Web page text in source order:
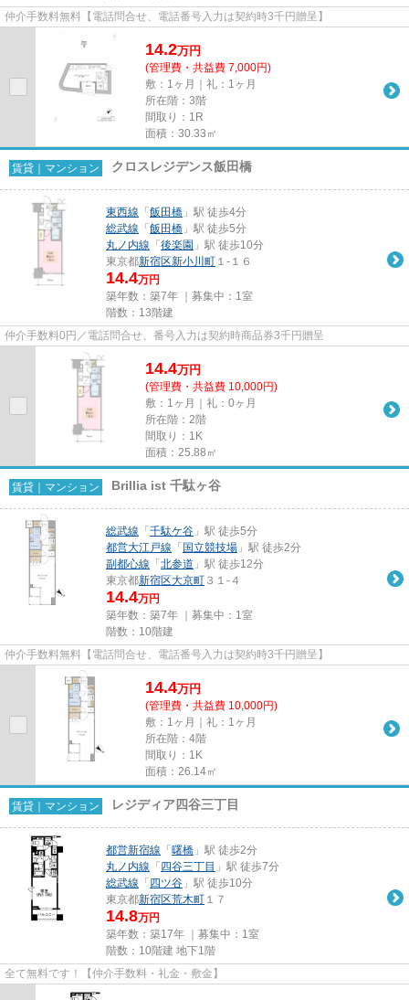
仲介手数料無料【電話問合せ、電話番号入力は契約時3千円贈呈】
14.2万円
(管理費・共益費 7,000円)
敷：1ヶ月｜礼：1ヶ月
所在階：3階
間取り：1R
面積：30.33㎡
賃貸｜マンション クロスレジデンス飯田橋
東西線 「 飯田橋 」駅 徒歩4分
総武線 「 飯田橋 」駅 徒歩5分
丸ノ内線 「 後楽園 」駅 徒歩10分
東京都新宿区新小川町 １-１６
14.4万円
築年数：築7年 ｜募集中： 1室
階数：13階建
仲介手数料0円／電話問合せ、番号入力は契約時商品券3千円贈呈
14.4万円
(管理費・共益費 10,000円)
敷：1ヶ月｜礼：0ヶ月
所在階：2階
間取り：1K
面積：25.88㎡
賃貸｜マンション Brillia ist 千駄ヶ谷
総武線 「 千駄ケ谷 」駅 徒歩5分
都営大江戸線 「 国立競技場 」駅 徒歩2分
副都心線 「 北参道 」駅 徒歩12分
東京都新宿区大京町 ３１-４
14.4万円
築年数：築7年 ｜募集中： 1室
階数：10階建
仲介手数料無料【電話問合せ、電話番号入力は契約時3千円贈呈】
14.4万円
(管理費・共益費 10,000円)
敷：1ヶ月｜礼：1ヶ月
所在階：4階
間取り：1K
面積：26.14㎡
賃貸｜マンション レジディア四谷三丁目
都営新宿線 「 曙橋 」駅 徒歩2分
丸ノ内線 「 四谷三丁目 」駅 徒歩7分
総武線 「 四ツ谷 」駅 徒歩10分
東京都新宿区荒木町 １７
14.8万円
築年数：築17年 ｜募集中： 1室
階数：10階建 地下1階
全て無料です！【仲介手数料・礼金・敷金】